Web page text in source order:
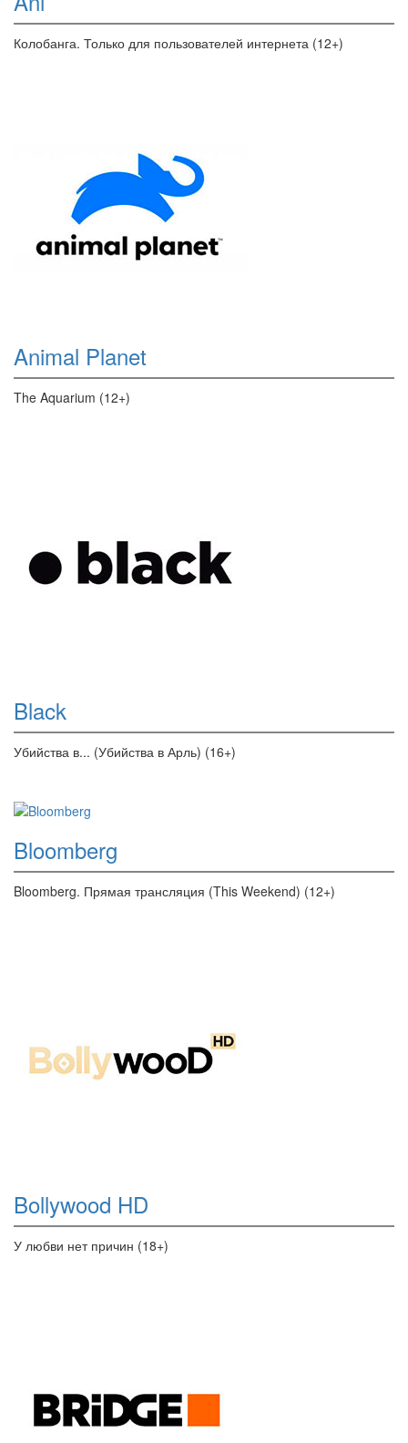
Колобанга. Только для пользователей интернета (12+)
Animal Planet
The Aquarium (12+)
Black
Убийства в... (Убийства в Арль) (16+)
Bloomberg
Bloomberg. Прямая трансляция (This Weekend) (12+)
Bollywood HD
У любви нет причин (18+)